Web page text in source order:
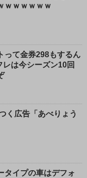
ｗｗｗｗｗｗ
って金券298もするん
は今シーズン10回
く広告「あべりょう
タイプの車はデフォ